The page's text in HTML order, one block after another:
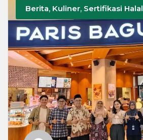
Berita, Kuliner, Sertifikasi Halal